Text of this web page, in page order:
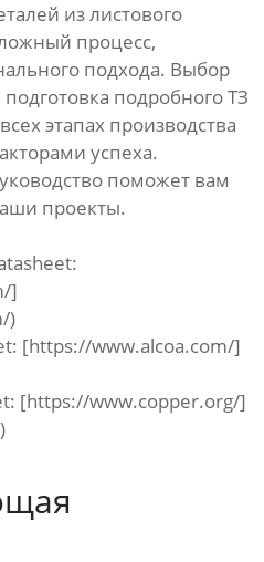
из листового
процесс,
подхода. Выбор
подробного ТЗ
этапах производства
успеха.
поможет вам
проекты.
]
)
[https://www.alcoa.com/]
[https://www.copper.org/]